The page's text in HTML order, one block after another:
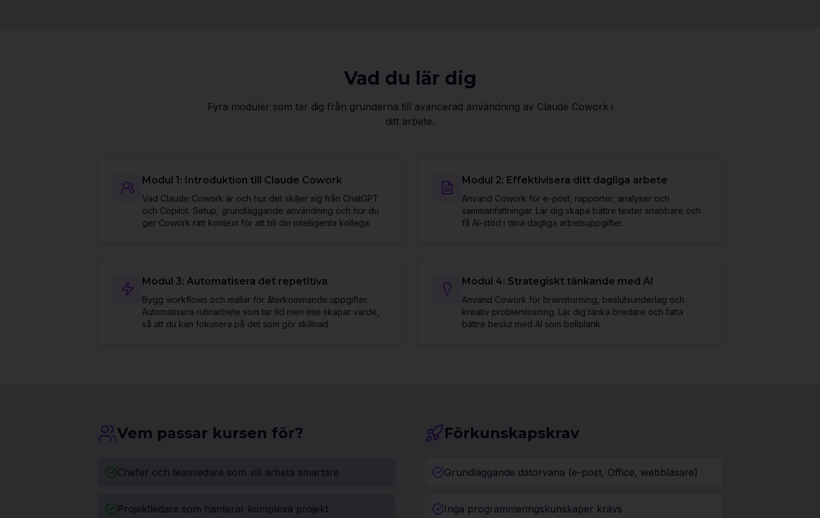
Vad du lär dig
Fyra moduler som tar dig från grunderna till avancerad användning av Claude Cowork i
ditt arbete.
Modul 1: Introduktion till Claude Cowork
Vad Claude Cowork är och hur det skiljer sig från ChatGPT
och Copilot. Setup, grundläggande användning och hur du
ger Cowork rätt kontext för att bli din intelligenta kollega.
Modul 2: Effektivisera ditt dagliga arbete
Använd Cowork för e-post, rapporter, analyser och
sammanfattningar. Lär dig skapa bättre texter snabbare och
få AI-stöd i dina dagliga arbetsuppgifter.
Modul 3: Automatisera det repetitiva
Bygg workflows och mallar för återkommande uppgifter.
Automatisera rutinarbete som tar tid men inte skapar värde,
så att du kan fokusera på det som gör skillnad.
Modul 4: Strategiskt tänkande med AI
Använd Cowork för brainstorming, beslutsunderlag och
kreativ problemlösning. Lär dig tänka bredare och fatta
bättre beslut med AI som bollplank.
Vem passar kursen för?
Chefer och teamledare som vill arbeta smartare
Projektledare som hanterar komplexa projekt
Förkunskapskrav
Grundläggande datorvana (e-post, Office, webbläsare)
Inga programmeringskunskaper krävs